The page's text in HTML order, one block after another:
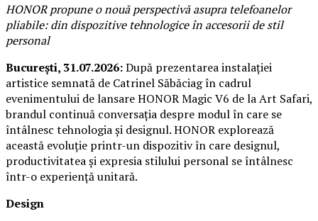
HONOR propune o nouă perspectivă asupra telefoanelor
pliabile: din dispozitive tehnologice în accesorii de stil
personal
București, 31.07.2026:După prezentarea instalației
artistice semnată de Catrinel Săbăciag în cadrul
evenimentului de lansare HONOR Magic V6 de la Art Safari,
brandul continuă conversația despre modul în care se
întâlnesc tehnologia și designul. HONOR explorează
această evoluție printr-un dispozitiv în care designul,
productivitatea și expresia stilului personal se întâlnesc
într-o experiență unitară.
Design